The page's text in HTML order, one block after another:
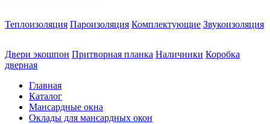
Теплоизоляция Пароизоляция Комплектующие Звукоизоляция
Двери экошпон Притворная планка Наличники Коробка
дверная
Главная
Каталог
Мансардные окна
Оклады для мансардных окон